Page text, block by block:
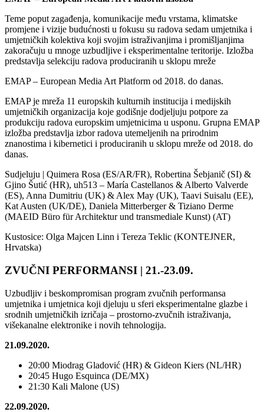
Teme poput zagađenja, komunikacije među vrstama, klimatske
promjene i vizije budućnosti u fokusu su radova sedam umjetnika i
umjetničkih kolektiva koji svojim istraživanjima i promišljanjima
zakoračuju u mnoge uzbudljive i eksperimentalne teritorije. Izložba
predstavlja selekciju radova produciranih u sklopu mreže
EMAP – European Media Art Platform od 2018. do danas.
EMAP je mreža 11 europskih kulturnih institucija i medijskih
umjetničkih organizacija koje godišnje dodjeljuju potpore za
produkciju radova europskim umjetnicima u usponu. Grupna EMAP
izložba predstavlja izbor radova utemeljenih na prirodnim
znanostima i kibernetici i produciranih u sklopu mreže od 2018. do
danas.
Sudjeluju | Quimera Rosa (ES/AR/FR), Robertina Šebjanič (SI) &
Gjino Šutić (HR), uh513 – María Castellanos & Alberto Valverde
(ES), Anna Dumitriu (UK) & Alex May (UK), Taavi Suisalu (EE),
Kat Austen (UK/DE), Daniela Mitterberger & Tiziano Derme
(MAEID Büro für Architektur und transmediale Kunst) (AT)
Kustosice: Olga Majcen Linn i Tereza Teklic (KONTEJNER,
Hrvatska)
ZVUČNI PERFORMANSI | 21.-23.09.
Uzbudljiv i beskompromisan program zvučnih performansa
umjetnika i umjetnica koji djeluju u sferi eksperimentalne glazbe i
srodnih umjetničkih izričaja – prostorno-zvučnih istraživanja,
višekanalne elektronike i novih tehnologija.
21.09.2020.
20:00 Miodrag Gladović (HR) & Gideon Kiers (NL/HR)
20:45 Hugo Esquinca (DE/MX)
21:30 Kali Malone (US)
22.09.2020.